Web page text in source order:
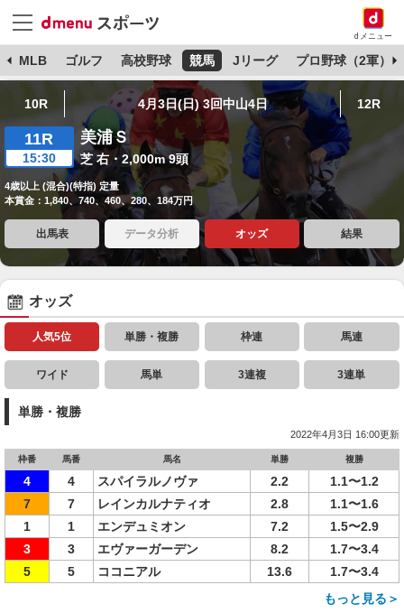
dメニュー
MLB ゴルフ 高校野球 競馬 Jリーグ プロ野球（2軍）
10R 4月3日(日) 3回中山4日 12R
11R
15:30
美浦Ｓ
芝 右・2,000m 9頭
4歳以上 (混合)(特指) 定量
本賞金：1,840、740、460、280、184万円
出馬表 データ分析 オッズ 結果
オッズ
人気5位 単勝・複勝 枠連 馬連
ワイド 馬単 3連複 3連単
単勝・複勝
2022年4月3日 16:00更新
枠番 馬番 馬名 単勝 複勝
4 4 スパイラルノヴァ 2.2
1.1〜1.2
7
7 レインカルナティオ 2.8
1.1〜1.6
1
1 エンデュミオン 7.2
1.5〜2.9
3
3 エヴァーガーデン 8.2
1.7〜3.4
5
5 ココニアル 13.6
1.7〜3.4
もっと見る＞